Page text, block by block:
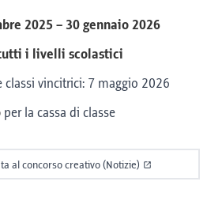
Danese (tedesco)
- Spagnolo (tedesco)
2025 – 30 gennaio 2026
i livelli scolastici
classi vincitrici: 7 maggio 2026
per la cassa di classe
al concorso creativo (Notizie)